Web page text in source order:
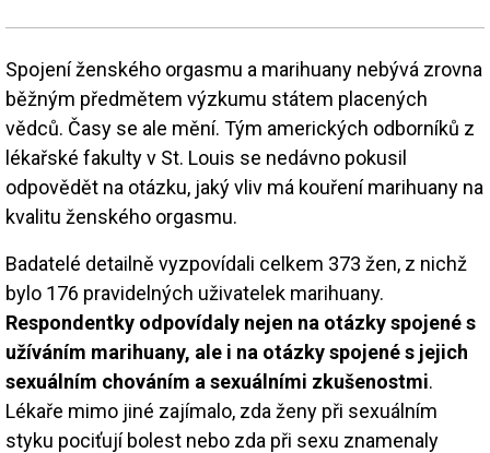
Spojení ženského orgasmu a marihuany nebývá zrovna
běžným předmětem výzkumu státem placených
vědců. Časy se ale mění. Tým amerických odborníků z
lékařské fakulty v St. Louis se nedávno pokusil
odpovědět na otázku, jaký vliv má kouření marihuany na
kvalitu ženského orgasmu.
Badatelé detailně vyzpovídali celkem 373 žen, z nichž
bylo 176 pravidelných uživatelek marihuany.
Respondentky odpovídaly nejen na otázky spojené s
užíváním marihuany, ale i na otázky spojené s jejich
sexuálním chováním a sexuálními zkušenostmi.
Lékaře mimo jiné zajímalo, zda ženy při sexuálním
styku pociťují bolest nebo zda při sexu znamenaly